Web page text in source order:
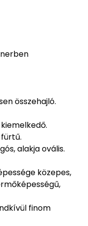
összehajló.
alakja ovális.
közepes,
finom